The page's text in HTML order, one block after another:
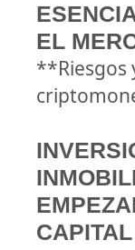
EL
**Riesgos